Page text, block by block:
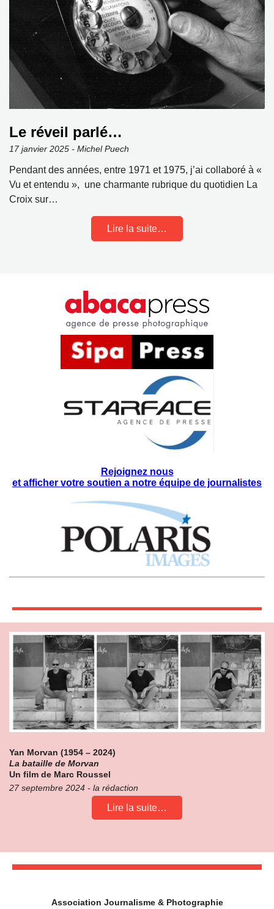
Le réveil parlé…
17 janvier 2025 - Michel Puech
Pendant des années, entre 1971 et 1975, j’ai collaboré à «
Vu et entendu », une charmante rubrique du quotidien La
Croix sur…
Lire la suite…
Rejoignez nous
et afficher votre soutien a notre équipe de journalistes
Yan Morvan (1954 – 2024)
La bataille de Morvan
Un film de Marc Roussel
27 septembre 2024 - la rédaction
Lire la suite…
Association Journalisme & Photographie